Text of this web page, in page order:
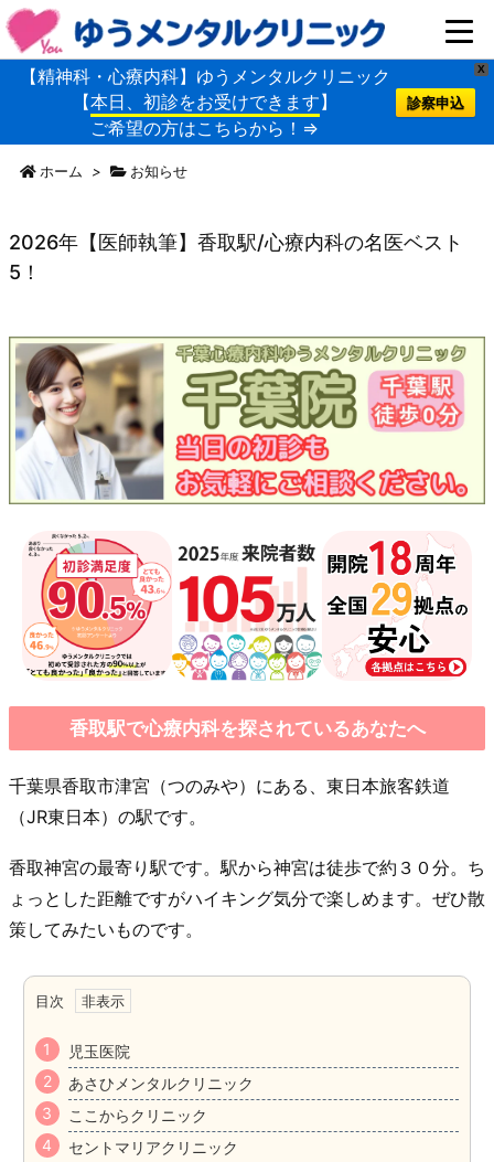
X
【精神科・心療内科】ゆうメンタルクリニック
【本日、初診をお受けできます】
ご希望の方はこちらから！⇒
診察申込
ホーム > お知らせ
2026年【医師執筆】香取駅/心療内科の名医ベスト
5！
香取駅で心療内科を探されているあなたへ
千葉県香取市津宮（つのみや）にある、東日本旅客鉄道
（JR東日本）の駅です。
香取神宮の最寄り駅です。駅から神宮は徒歩で約３０分。ち
ょっとした距離ですがハイキング気分で楽しめます。ぜひ散
策してみたいものです。
目次
児玉医院
あさひメンタルクリニック
ここからクリニック
セントマリアクリニック